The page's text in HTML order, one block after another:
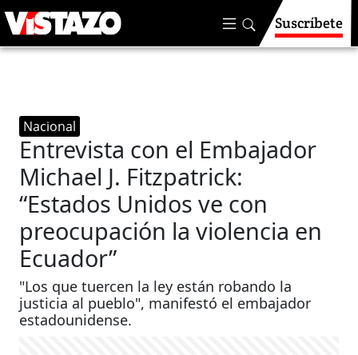
Suscríbete
Nacional
Entrevista con el Embajador
Michael J. Fitzpatrick:
“Estados Unidos ve con
preocupación la violencia en
Ecuador”
"Los que tuercen la ley están robando la
justicia al pueblo", manifestó el embajador
estadounidense.